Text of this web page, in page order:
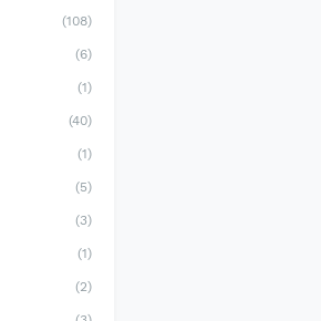
(108)
(6)
(1)
(40)
(1)
(5)
(3)
(1)
(2)